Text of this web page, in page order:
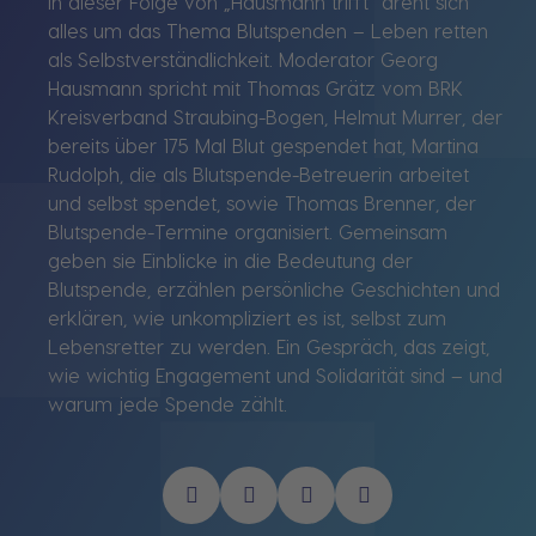
alles um das Thema Blutspenden – Leben retten
als Selbstverständlichkeit. Moderator Georg
Hausmann spricht mit Thomas Grätz vom BRK
Kreisverband Straubing-Bogen, Helmut Murrer, der
bereits über 175 Mal Blut gespendet hat, Martina
Rudolph, die als Blutspende-Betreuerin arbeitet
und selbst spendet, sowie Thomas Brenner, der
Blutspende-Termine organisiert. Gemeinsam
geben sie Einblicke in die Bedeutung der
Blutspende, erzählen persönliche Geschichten und
erklären, wie unkompliziert es ist, selbst zum
Lebensretter zu werden. Ein Gespräch, das zeigt,
wie wichtig Engagement und Solidarität sind – und
warum jede Spende zählt.